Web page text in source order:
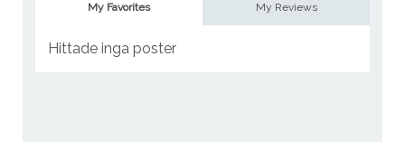
My Favorites My Reviews
Hittade inga poster